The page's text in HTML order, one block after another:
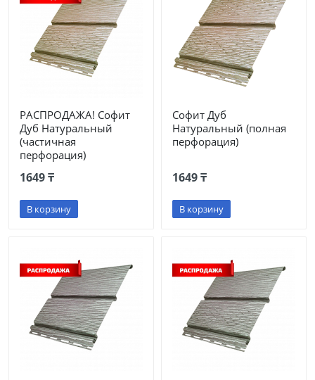
РАСПРОДАЖА! Софит
Дуб Натуральный
(частичная
перфорация)
1649 ₸
В корзину
Софит Дуб
Натуральный (полная
перфорация)
1649 ₸
В корзину